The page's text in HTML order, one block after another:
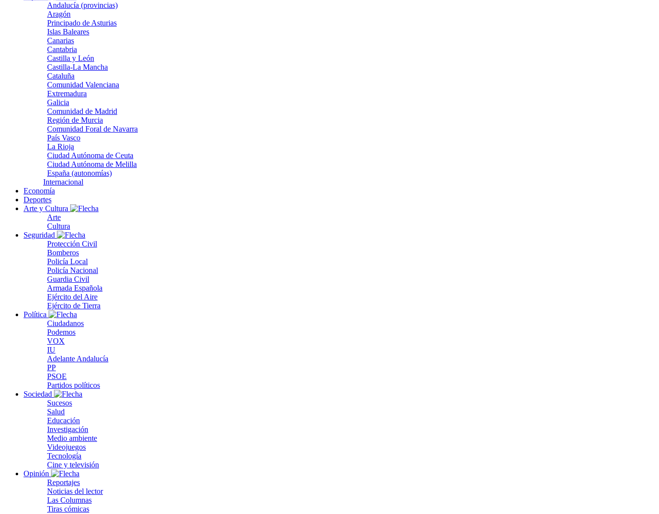
Andalucía (provincias)
Aragón
Principado de Asturias
Islas Baleares
Canarias
Cantabria
Castilla y León
Castilla-La Mancha
Cataluña
Comunidad Valenciana
Extremadura
Galicia
Comunidad de Madrid
Región de Murcia
Comunidad Foral de Navarra
País Vasco
La Rioja
Ciudad Autónoma de Ceuta
Ciudad Autónoma de Melilla
España (autonomías)
Internacional
Economía
Deportes
Arte y Cultura
Arte
Cultura
Seguridad
Protección Civil
Bomberos
Policía Local
Policía Nacional
Guardia Civil
Armada Española
Ejército del Aire
Ejército de Tierra
Política
Ciudadanos
Podemos
VOX
IU
Adelante Andalucía
PP
PSOE
Partidos políticos
Sociedad
Sucesos
Salud
Educación
Investigación
Medio ambiente
Videojuegos
Tecnología
Cine y televisión
Opinión
Reportajes
Noticias del lector
Las Columnas
Tiras cómicas